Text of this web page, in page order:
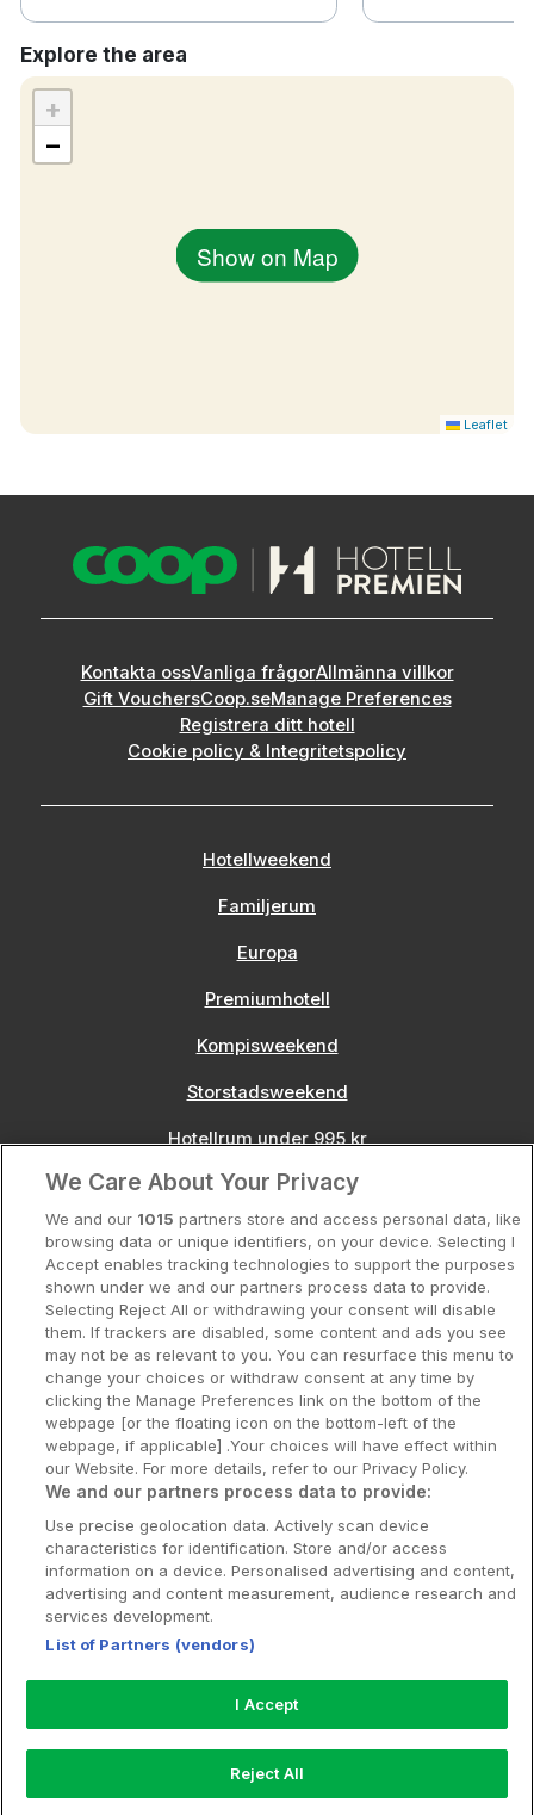
Explore the area
Show on Map
+
−
Leaflet
Kontakta ossVanliga frågorAllmänna villkor
Gift VouchersCoop.seManage Preferences
Registrera ditt hotell
Cookie policy & Integritetspolicy
Hotellweekend
Familjerum
Europa
Premiumhotell
Kompisweekend
Storstadsweekend
Hotellrum under 995 kr
Spahotell
Sydsverige
Om Hotellpremien
Nya hotell
Stadsweekend
Booking Enquiries:info@hotellpremien.se
Hotellsupport:scandinavian@digibreaks.com
Hotellpremien.se av en del av Coop
Sverige. Coop Sverige 171 88 Solna,
Telefon: 010-742 00 00, Org.nr: 556710-
Läs mer om Coops Partnererbjudande:
www.coop.se/medlem/partnererbjudande
We Care About Your Privacy
We and our 1015 partners store and access personal data, like
browsing data or unique identifiers, on your device. Selecting I
Accept enables tracking technologies to support the purposes
shown under we and our partners process data to provide.
Selecting Reject All or withdrawing your consent will disable
them. If trackers are disabled, some content and ads you see
may not be as relevant to you. You can resurface this menu to
change your choices or withdraw consent at any time by
clicking the Manage Preferences link on the bottom of the
webpage [or the floating icon on the bottom-left of the
webpage, if applicable] .Your choices will have effect within
our Website. For more details, refer to our Privacy Policy.
We and our partners process data to provide:
Use precise geolocation data. Actively scan device
characteristics for identification. Store and/or access
information on a device. Personalised advertising and content,
advertising and content measurement, audience research and
services development.
List of Partners (vendors)
I Accept
Reject All